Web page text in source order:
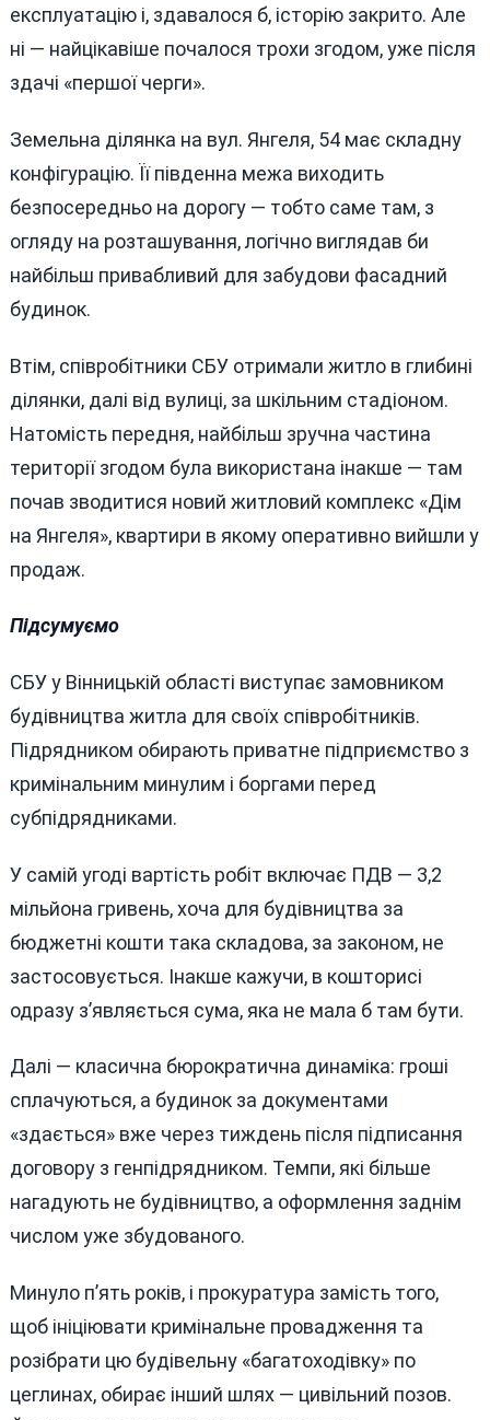
експлуатацію і, здавалося б, історію закрито. Але
ні — найцікавіше почалося трохи згодом, уже після
здачі «першої черги».
Земельна ділянка на вул. Янгеля, 54 має складну
конфігурацію. Її південна межа виходить
безпосередньо на дорогу — тобто саме там, з
огляду на розташування, логічно виглядав би
найбільш привабливий для забудови фасадний
будинок.
Втім, співробітники СБУ отримали житло в глибині
ділянки, далі від вулиці, за шкільним стадіоном.
Натомість передня, найбільш зручна частина
території згодом була використана інакше — там
почав зводитися новий житловий комплекс «Дім
на Янгеля», квартири в якому оперативно вийшли у
продаж.
Підсумуємо
СБУ у Вінницькій області виступає замовником
будівництва житла для своїх співробітників.
Підрядником обирають приватне підприємство з
кримінальним минулим і боргами перед
субпідрядниками.
У самій угоді вартість робіт включає ПДВ — 3,2
мільйона гривень, хоча для будівництва за
бюджетні кошти така складова, за законом, не
застосовується. Інакше кажучи, в кошторисі
одразу з’являється сума, яка не мала б там бути.
Далі — класична бюрократична динаміка: гроші
сплачуються, а будинок за документами
«здається» вже через тиждень після підписання
договору з генпідрядником. Темпи, які більше
нагадують не будівництво, а оформлення заднім
числом уже збудованого.
Минуло п’ять років, і прокуратура замість того,
щоб ініціювати кримінальне провадження та
розібрати цю будівельну «багатоходівку» по
цеглинах, обирає інший шлях — цивільний позов.